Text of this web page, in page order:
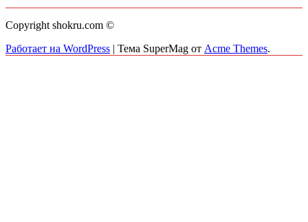
Copyright shokru.com ©
Работает на WordPress | Тема SuperMag от Acme Themes.